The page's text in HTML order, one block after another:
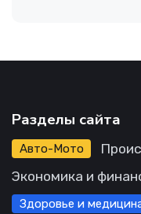
Разделы сайта
Авто-Мото
Экономика и
Здоровье и